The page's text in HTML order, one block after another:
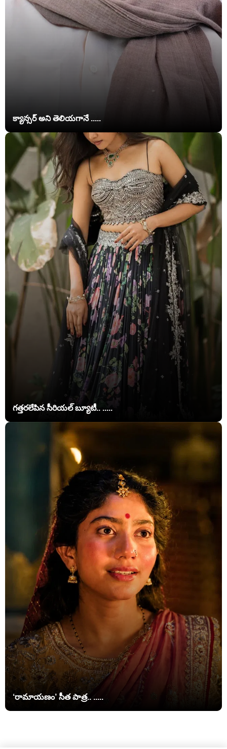
క్యాన్సర్ అని తెలియగానే .....
గత్తరలేపిన సీరియల్ బ్యూటీ.. .....
‘రామాయణం’ సీత పాత్ర.. .....